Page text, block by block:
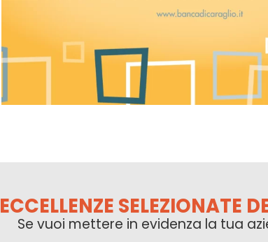
ECCELLENZE SELEZIONATE
Se vuoi mettere in evidenza la tua